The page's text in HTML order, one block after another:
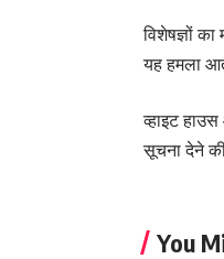
विशेषज्ञों
यह हमला
व्हाइट
सूचना देने
You